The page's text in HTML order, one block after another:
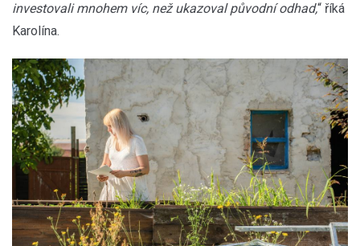
investovali mnohem víc, než ukazoval původní odhad,“ říká
Karolína.